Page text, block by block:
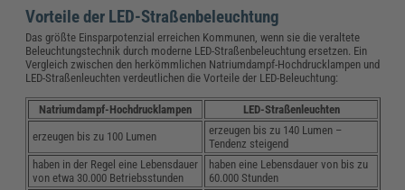
Vorteile der LED-Straßenbeleuchtung
Das größte Einsparpotenzial erreichen Kommunen, wenn sie die veraltete
Beleuchtungstechnik durch moderne LED-Straßenbeleuchtung ersetzen. Ein
Vergleich zwischen den herkömmlichen Natriumdampf-Hochdrucklampen und
LED-Straßenleuchten verdeutlichen die Vorteile der LED-Beleuchtung:
Natriumdampf-Hochdrucklampen
LED-Straßenleuchten
erzeugen bis zu 100 Lumen
erzeugen bis zu 140 Lumen –
Tendenz steigend
haben in der Regel eine Lebensdauer
von etwa 30.000 Betriebsstunden
haben eine Lebensdauer von bis zu
60.000 Stunden